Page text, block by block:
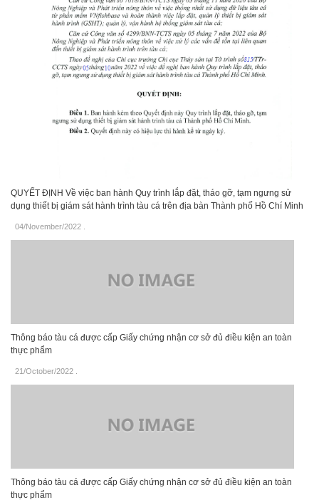
QUYẾT ĐỊNH Về việc ban hành Quy trình lắp đặt, tháo gỡ, tạm ngưng sử
dụng thiết bị giám sát hành trình tàu cá trên địa bàn Thành phố Hồ Chí Minh
04/November/2022
Thông báo tàu cá được cấp Giấy chứng nhận cơ sở đủ điều kiện an toàn
thực phẩm
21/October/2022
Thông báo tàu cá được cấp Giấy chứng nhận cơ sở đủ điều kiện an toàn
thực phẩm